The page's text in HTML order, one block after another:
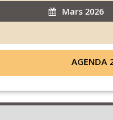
Mars 2026
AGENDA